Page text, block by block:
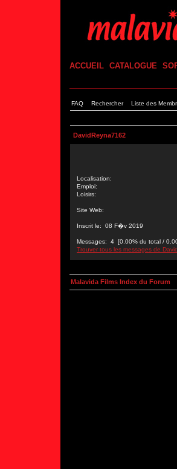
ACCUEIL CATALOGUE
FAQ Rechercher Liste des
DavidReyna7162
Localisation:
Emploi:
Loisirs:
Site Web:
Inscrit le: 08 F�v 2019
Messages: 4 [0.00% du total /
Trouver tous les messages de
Malavida Films Index du Forum